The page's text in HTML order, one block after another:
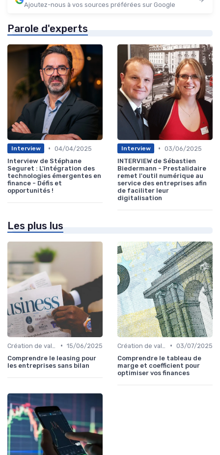
Ajoutez-nous à vos sources préférées sur Google
Parole d'experts
Interview • 04/04/2025
Interview de Stéphane
Seguret : L'intégration des
technologies émergentes en
finance - Défis et
opportunités !
Interview • 03/06/2025
INTERVIEW de Sébastien
Biedermann - Prestalidaire
remet l'outil numérique au
service des entreprises afin
de faciliter leur
digitalisation
Les plus lus
• 15/06/2025
Comprendre le leasing pour
les entreprises sans bilan
• 03/07/2025
Comprendre le tableau de
marge et coefficient pour
optimiser vos finances